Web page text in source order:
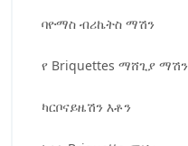
ባዮማስ ብሪኬትስ ማሽን
የ Briquettes ማሸጊያ ማሽን
ካርቦናይዜሽን እቶን